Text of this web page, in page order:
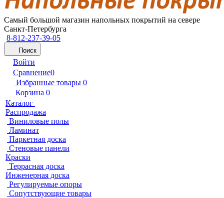
Самый большой магазин напольных покрытий на севере
Санкт-Петербурга
8-812-237-39-05
Поиск
Войти
Сравнение0
Избранные товары 0
Корзина 0
Каталог
Распродажа
Виниловые полы
Ламинат
Паркетная доска
Стеновые панели
Краски
Террасная доска
Инженерная доска
Регулируемые опоры
Сопутствующие товары